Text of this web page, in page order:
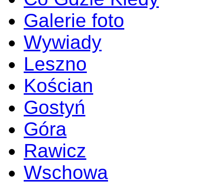
Galerie foto
Wywiady
Leszno
Kościan
Gostyń
Góra
Rawicz
Wschowa